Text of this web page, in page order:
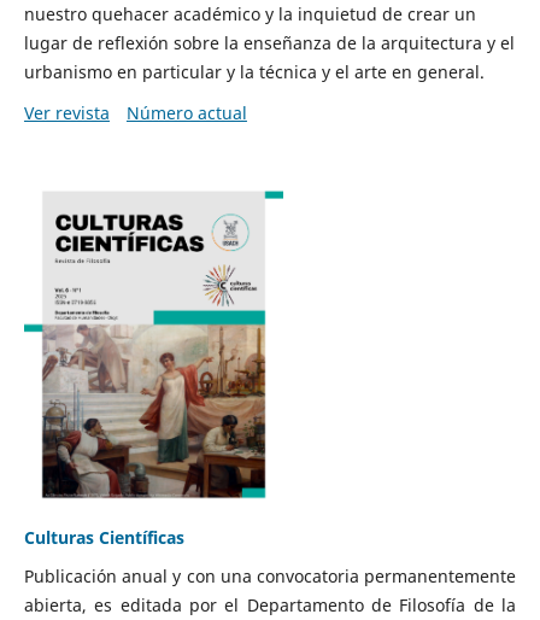
nuestro quehacer académico y la inquietud de crear un
lugar de reflexión sobre la enseñanza de la arquitectura y el
urbanismo en particular y la técnica y el arte en general.
Ver revista
Número actual
Culturas Científicas
Publicación anual y con una convocatoria permanentemente
abierta, es editada por el Departamento de Filosofía de la